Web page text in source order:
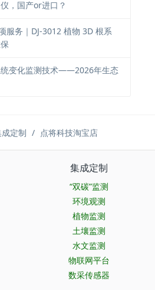
，国产or进口？
服务｜DJ-3012 植物 3D 根系
统变化监测技术——2026年生态
定制 点将科技淘宝店
集成定制
“双碳”监测
环境观测
植物监测
土壤监测
水文监测
物联网平台
数采传感器